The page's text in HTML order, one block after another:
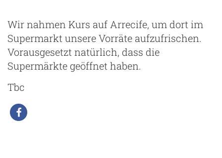
Wir nahmen Kurs auf Arrecife, um dort im
Supermarkt unsere Vorräte aufzufrischen.
Vorausgesetzt natürlich, dass die
Supermärkte geöffnet haben.
Tbc